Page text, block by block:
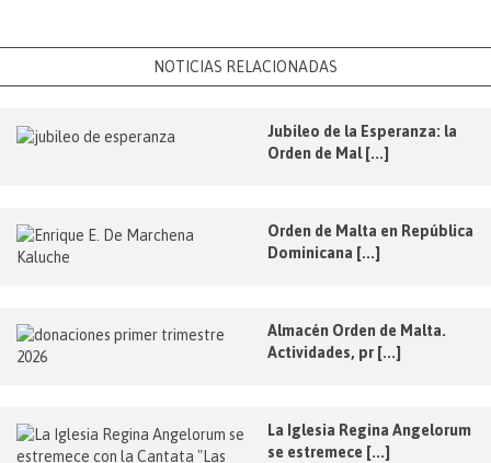
NOTICIAS RELACIONADAS
Jubileo de la Esperanza: la
Orden de Mal [...]
Orden de Malta en República
Dominicana [...]
Almacén Orden de Malta.
Actividades, pr [...]
La Iglesia Regina Angelorum
se estremece [...]